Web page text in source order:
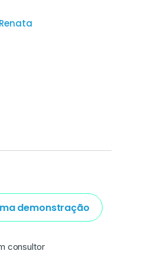
Renata
demonstração
consultor